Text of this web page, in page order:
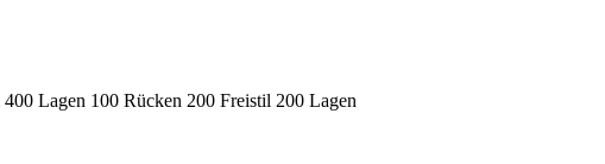
400 Lagen 100 Rücken 200 Freistil 200 Lagen